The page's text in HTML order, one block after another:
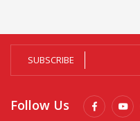
SUBSCRIBE
Follow Us